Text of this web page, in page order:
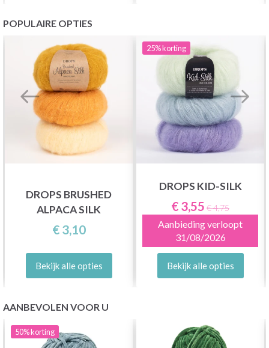
POPULAIRE OPTIES
DROPS BRUSHED
ALPACA SILK
€ 3,10
Bekijk alle opties
25%korting
DROPS KID-SILK
€ 3,55 € 4,75
Aanbieding verloopt
31/08/2026
Bekijk alle opties
AANBEVOLEN VOOR U
50%korting